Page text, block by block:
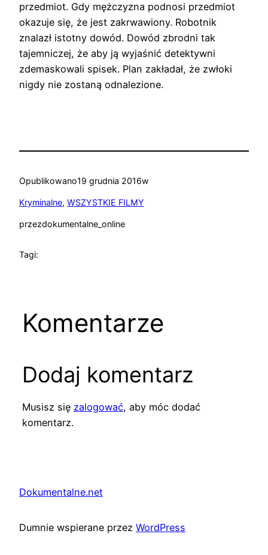
przedmiot. Gdy mężczyzna podnosi przedmiot
okazuje się, że jest zakrwawiony. Robotnik
znalazł istotny dowód. Dowód zbrodni tak
tajemniczej, że aby ją wyjaśnić detektywni
zdemaskowali spisek. Plan zakładał, że zwłoki
nigdy nie zostaną odnalezione.
Opublikowano19 grudnia 2016w
Kryminalne, WSZYSTKIE FILMY
przezdokumentalne_online
Tagi:
Komentarze
Dodaj komentarz
Musisz się zalogować, aby móc dodać
komentarz.
Dokumentalne.net
Dumnie wspierane przez WordPress